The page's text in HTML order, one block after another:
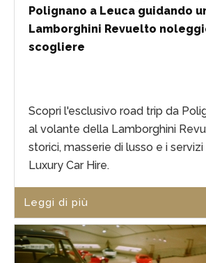
Polignano a Leuca guidando
Lamborghini Revuelto
scogliere
Scopri l'esclusivo road trip da
al volante della Lamborghini
storici, masserie di lusso e i
Luxury Car Hire.
Leggi di più